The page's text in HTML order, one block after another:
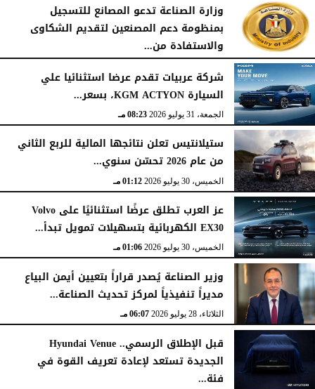
وزارة الصناعة تدعو المصانع للتسجيل
بمنظومة دعم المصنعين لتقديم الشكاوى
والاستفادة من...
السبت، 1 أغسطس 2026
شركة عربيات تقدم عرضا استثنائيا علي
السيارة KGM ACTYON، بسعر...
الجمعة، 31 يوليو 2026 08:23 مـ
ستيلانتيس تعلن نتائجها المالية للربع الثاني
من عام 2026 تحسّن سنوي...
الخميس، 30 يوليو 2026 01:12 مـ
عز العرب تطلق عرضًا استثنائيًا على Volvo
EX30 الكهربائية بتسهيلات تمويل تبدأ...
الخميس، 30 يوليو 2026 01:06 مـ
وزير الصناعة يُصدر قراراً بتعيين أيمن البياع
مديراً تنفيذياً لمركز تحديث الصناعة...
الثلاثاء، 28 يوليو 2026 06:07 مـ
قبل الإطلاق الرسمي.. Hyundai Venue
الجديدة تستعد لإعادة تعريف القوة في
فئة...